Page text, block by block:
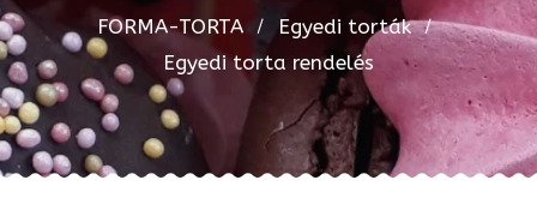
FORMA-TORTA
Egyedi torták
Egyedi torta rendelés